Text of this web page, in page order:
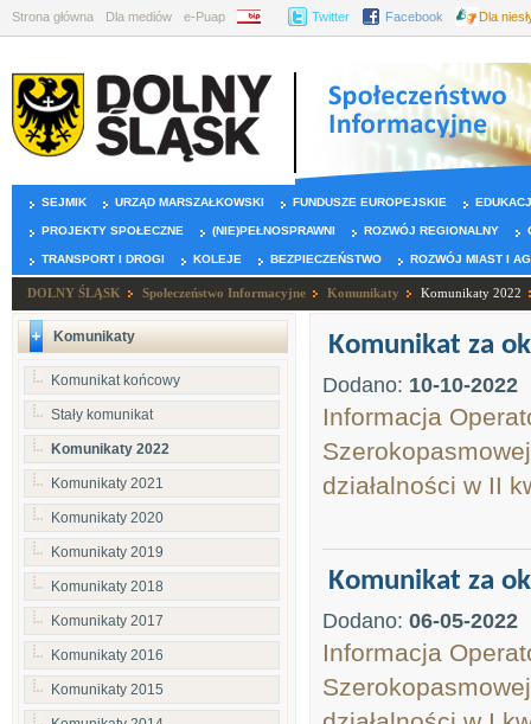
Strona główna Dla mediów e-Puap BIP Twitter Facebook Dla
SEJMIK URZĄD MARSZAŁKOWSKI FUNDUSZE EUROPEJSKIE
PROJEKTY SPOŁECZNE (NIE)PEŁNOSPRAWNI ROZWÓJ REGIONALNY
TRANSPORT I DROGI KOLEJE BEZPIECZEŃSTWO ROZWÓJ MIAST I
DOLNY ŚLĄSK Społeczeństwo Informacyjne Komunikaty Komunikaty 2022
Komunikaty
Komunikat końcowy
Stały komunikat
Komunikaty 2022
Komunikaty 2021
Komunikaty 2020
Komunikaty 2019
Komunikaty 2018
Komunikaty 2017
Komunikaty 2016
Komunikaty 2015
Komunikat za
Dodano: 10-10-2022
Informacja
działalności w II
Komunikat za
Dodano: 06-05-2022
Informacja